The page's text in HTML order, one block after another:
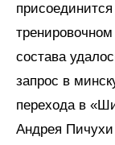
состава
запрос в
перехода в
Андрея